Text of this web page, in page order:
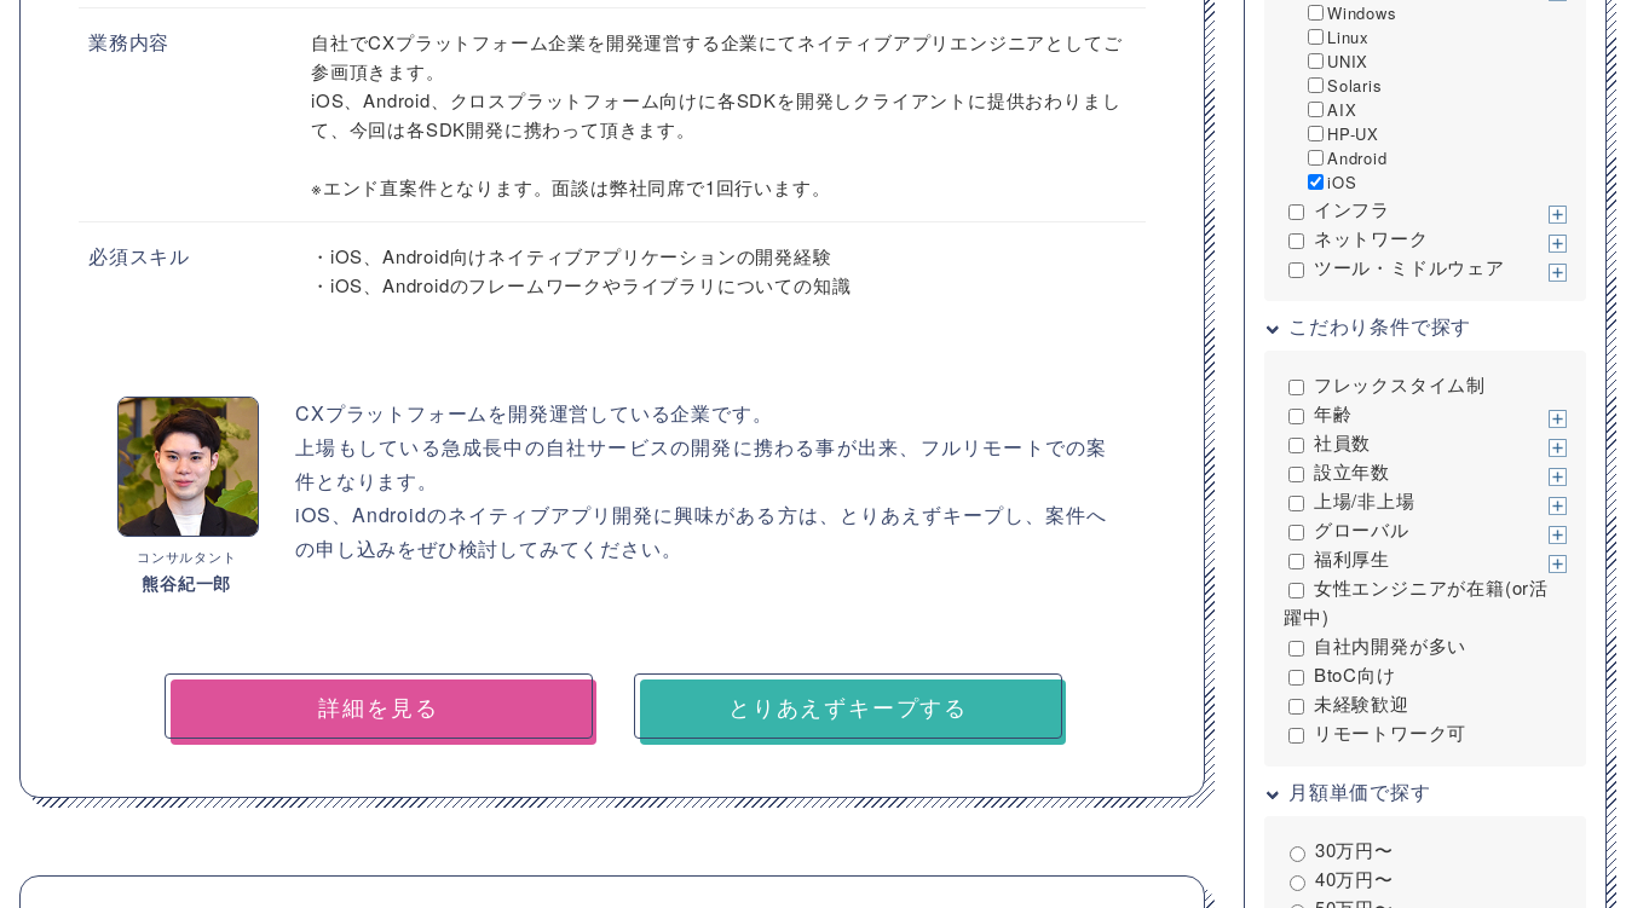
業務内容
自社でCXプラットフォーム企業を開発運営する企業にてネイティブアプリエンジニアとしてご
参画頂きます。
iOS、Android、クロスプラットフォーム向けに各SDKを開発しクライアントに提供おわりまし
て、今回は各SDK開発に携わって頂きます。
※エンド直案件となります。面談は弊社同席で1回行います。
必須スキル
・iOS、Android向けネイティブアプリケーションの開発経験
・iOS、Androidのフレームワークやライブラリについての知識
コンサルタント
熊谷紀一郎
CXプラットフォームを開発運営している企業です。
上場もしている急成長中の自社サービスの開発に携わる事が出来、フルリモートでの案
件となります。
iOS、Androidのネイティブアプリ開発に興味がある方は、とりあえずキープし、案件へ
の申し込みをぜひ検討してみてください。
詳細を見る とりあえずキープする
Windows
Linux
UNIX
Solaris
AIX
HP-UX
Android
iOS
インフラ
ネットワーク
ツール・ミドルウェア
こだわり条件で探す
フレックスタイム制
年齢
社員数
設立年数
上場/非上場
グローバル
福利厚生
女性エンジニアが在籍(or活
躍中)
自社内開発が多い
BtoC向け
未経験歓迎
リモートワーク可
月額単価で探す
30万円〜
40万円〜